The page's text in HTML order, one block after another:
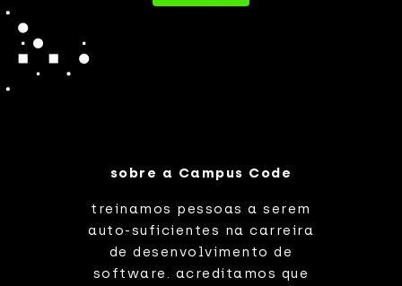
sobre a Campus Code
treinamos pessoas a serem
auto-suficientes na carreira
de desenvolvimento de
software. acreditamos que